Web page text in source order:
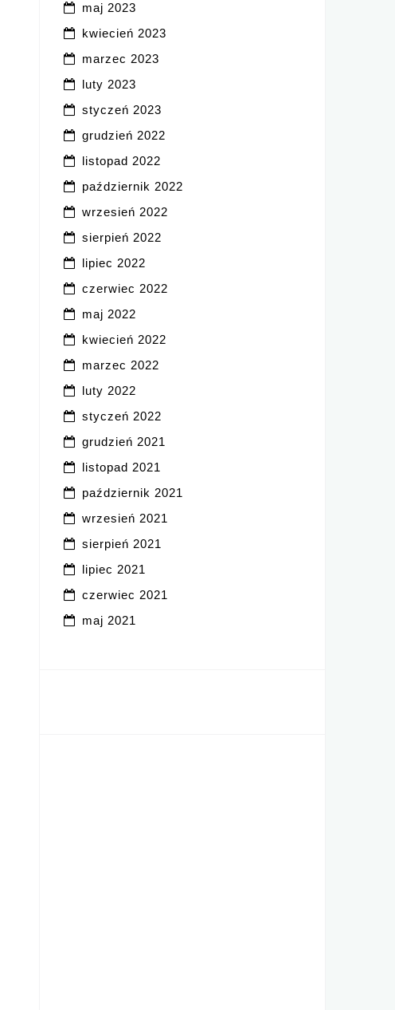
maj 2023
kwiecień 2023
marzec 2023
luty 2023
styczeń 2023
grudzień 2022
listopad 2022
październik 2022
wrzesień 2022
sierpień 2022
lipiec 2022
czerwiec 2022
maj 2022
kwiecień 2022
marzec 2022
luty 2022
styczeń 2022
grudzień 2021
listopad 2021
październik 2021
wrzesień 2021
sierpień 2021
lipiec 2021
czerwiec 2021
maj 2021